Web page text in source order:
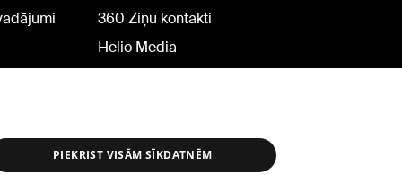
360 Ziņu kontakti
Helio Media
PIEKRIST VISĀM SĪKDATNĒM